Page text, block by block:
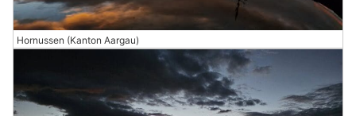
Hornussen (Kanton Aargau)